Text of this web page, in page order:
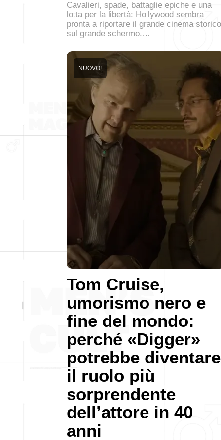
Cavalieri, spade, battaglie epiche e una
lotta per la libertà: Hollywood sembra
pronta a riportare il grande cinema storico
sul grande schermo.…
Tom Cruise,
umorismo nero e
fine del mondo:
perché «Digger»
potrebbe diventare
il ruolo più
sorprendente
dell’attore in 40
anni
NUOVO!